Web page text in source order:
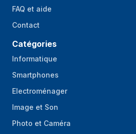
FAQ et aide
Contact
Catégories
Informatique
Smartphones
Electroménager
Image et Son
Photo et Caméra